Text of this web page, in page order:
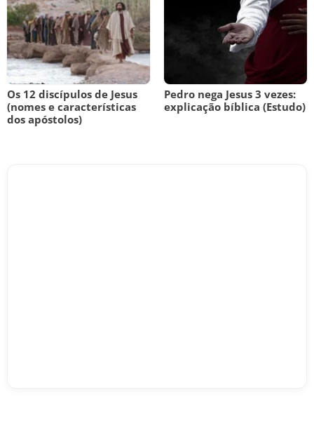
Os 12 discípulos de Jesus
(nomes e características
dos apóstolos)
Pedro nega Jesus 3 vezes:
explicação bíblica (Estudo)